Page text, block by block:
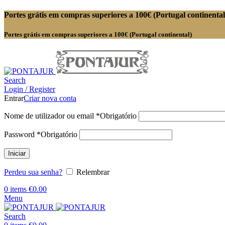
Portes grátis em compras superiores a 100€ (Portugal
Portes grátis em compras superiores a 100€ (Portugal continental)
Search
Login / Register
EntrarCriar nova conta
Nome de utilizador ou email *Obrigatório
Password *Obrigatório
Iniciar
Perdeu sua senha?
Relembrar
0 items €0.00
Menu
Search